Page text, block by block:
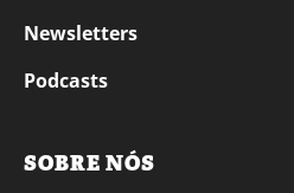
Newsletters
Podcasts
SOBRE NÓS